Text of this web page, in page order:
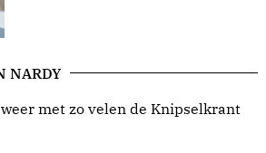
NARDY
met zo velen de Knipselkrant